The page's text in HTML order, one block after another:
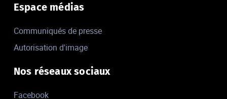
Espace médias
Communiqués de presse
Autorisation d'image
Nos réseaux sociaux
Facebook